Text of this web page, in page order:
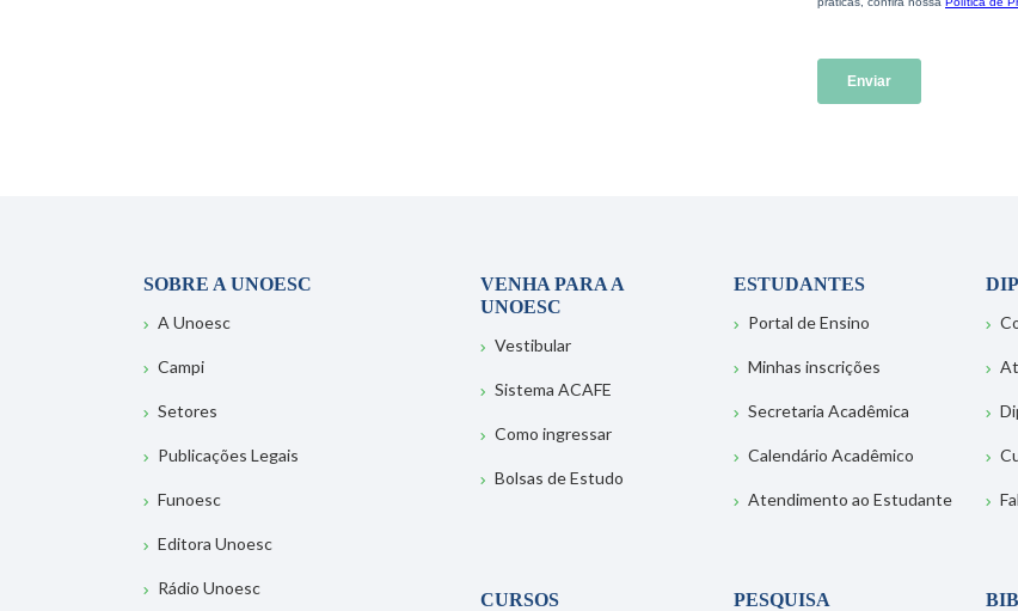
SOBRE A UNOESC
A Unoesc
Campi
Setores
Publicações Legais
Funoesc
Editora Unoesc
Rádio Unoesc
VENHA PARA A
UNOESC
Vestibular
Sistema ACAFE
Como ingressar
Bolsas de Estudo
ESTUDANTES
Portal de Ensino
Minhas inscrições
Secretaria Acadêmica
Calendário Acadêmico
Atendimento ao Estudante
CURSOS
PESQUISA